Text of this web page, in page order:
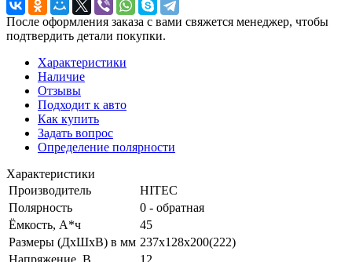
После оформления заказа с вами свяжется менеджер, чтобы
подтвердить детали покупки.
Характеристики
Наличие
Отзывы
Подходит к авто
Как купить
Задать вопрос
Определение полярности
Характеристики
Производитель
HITEC
Полярность
0 - обратная
Ёмкость, А*ч
45
Размеры (ДхШхВ) в мм 237х128х200(222)
Напряжение, В
12